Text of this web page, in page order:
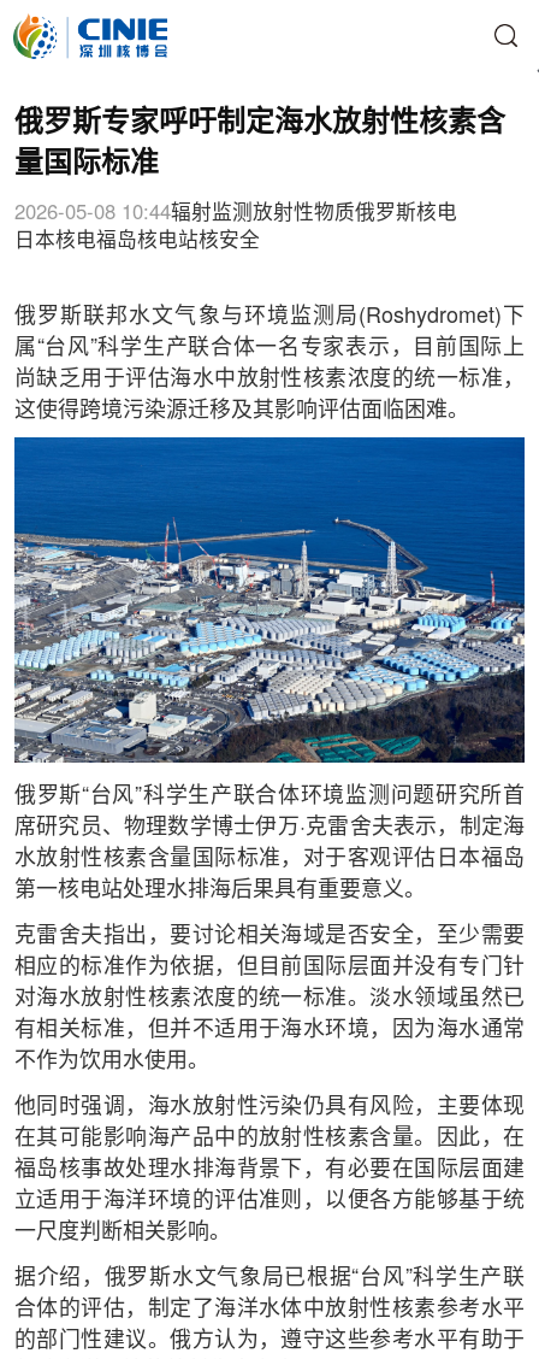
俄罗斯专家呼吁制定海水放射性核素含
量国际标准
2026-05-08 10:44辐射监测放射性物质俄罗斯核电
日本核电福岛核电站核安全
俄罗斯联邦水文气象与环境监测局(Roshydromet)下
属“台风”科学生产联合体一名专家表示，目前国际上
尚缺乏用于评估海水中放射性核素浓度的统一标准，
这使得跨境污染源迁移及其影响评估面临困难。
俄罗斯“台风”科学生产联合体环境监测问题研究所首
席研究员、物理数学博士伊万·克雷舍夫表示，制定海
水放射性核素含量国际标准，对于客观评估日本福岛
第一核电站处理水排海后果具有重要意义。
克雷舍夫指出，要讨论相关海域是否安全，至少需要
相应的标准作为依据，但目前国际层面并没有专门针
对海水放射性核素浓度的统一标准。淡水领域虽然已
有相关标准，但并不适用于海水环境，因为海水通常
不作为饮用水使用。
他同时强调，海水放射性污染仍具有风险，主要体现
在其可能影响海产品中的放射性核素含量。因此，在
福岛核事故处理水排海背景下，有必要在国际层面建
立适用于海洋环境的评估准则，以便各方能够基于统
一尺度判断相关影响。
据介绍，俄罗斯水文气象局已根据“台风”科学生产联
合体的评估，制定了海洋水体中放射性核素参考水平
的部门性建议。俄方认为，遵守这些参考水平有助于